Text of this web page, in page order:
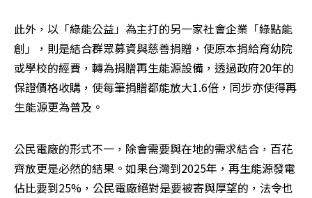
此外，以「綠能公益」為主打的另一家社會企業「綠點能
創」，則是結合群眾募資與慈善捐贈，使原本捐給育幼院
或學校的經費，轉為捐贈再生能源設備，透過政府20年的
保證價格收購，使每筆捐贈都能放大1.6倍，同步亦使得再
生能源更為普及。
公民電廠的形式不一，除會需要與在地的需求結合，百花
齊放更是必然的結果。如果台灣到2025年，再生能源發電
佔比要到25%，公民電廠絕對是要被寄與厚望的，法令也